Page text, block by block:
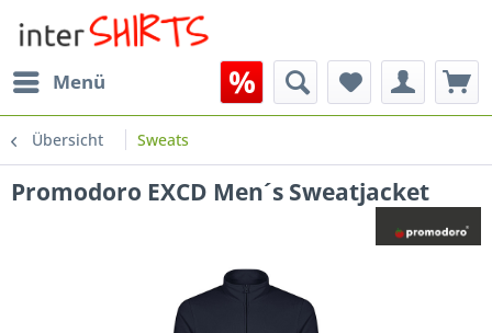
Menü
Übersicht Sweats
Promodoro EXCD Men´s Sweatjacket